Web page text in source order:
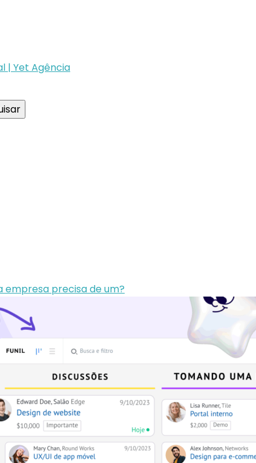
| Yet Agência
empresa precisa de um?